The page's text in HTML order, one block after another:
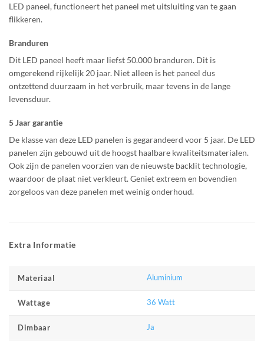
LED paneel, functioneert het paneel met uitsluiting van te gaan
flikkeren.
Branduren
Dit LED paneel heeft maar liefst 50.000 branduren. Dit is
omgerekend rijkelijk 20 jaar. Niet alleen is het paneel dus
ontzettend duurzaam in het verbruik, maar tevens in de lange
levensduur.
5 Jaar garantie
De klasse van deze LED panelen is gegarandeerd voor 5 jaar. De LED
panelen zijn gebouwd uit de hoogst haalbare kwaliteitsmaterialen.
Ook zijn de panelen voorzien van de nieuwste backlit technologie,
waardoor de plaat niet verkleurt. Geniet extreem en bovendien
zorgeloos van deze panelen met weinig onderhoud.
Extra Informatie
Materiaal Aluminium
Wattage 36 Watt
Dimbaar Ja